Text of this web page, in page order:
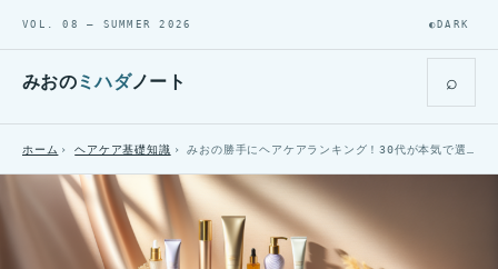
VOL. 08 — SUMMER 2026 ◐ DARK
みおのミハダノート ⌕
ホーム ヘアケア基礎知識